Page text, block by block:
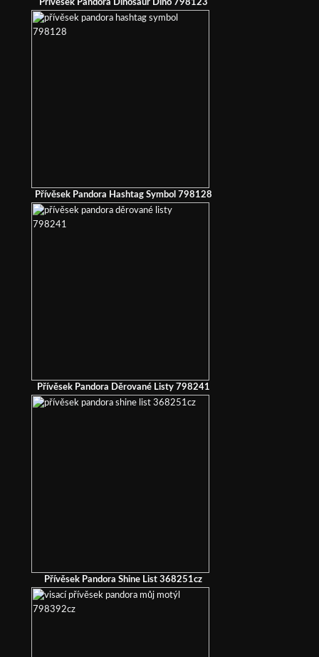
Přívěsek Pandora Dinosaur Dino 798123
Přívěsek Pandora Hashtag Symbol 798128
Přívěsek Pandora Děrované Listy 798241
Přívěsek Pandora Shine List 368251cz